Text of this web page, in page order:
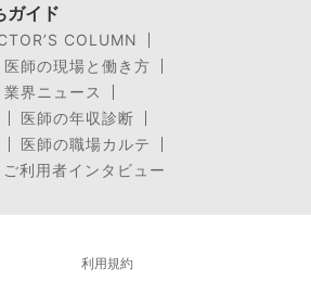
ガイド
COLUMN
医師の現場と働き方
業界ニュース
医師の年収診断
医師の職場カルテ
利用者インタビュー
利用規約